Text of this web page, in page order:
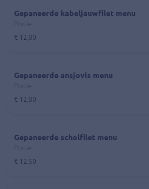
Gepaneerde kabeljauwfilet menu
€ 12,00
Gepaneerde ansjovis menu
€ 12,00
Gepaneerde scholfilet menu
€ 12,50